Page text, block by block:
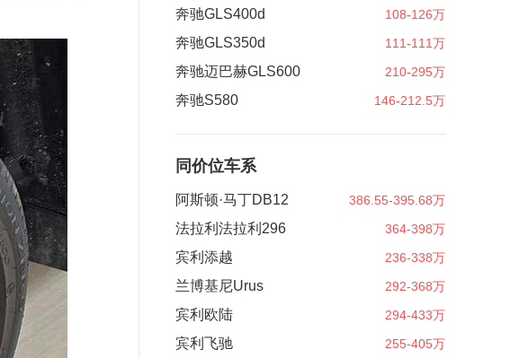
奔驰GLS400d 108-126万
奔驰GLS350d 111-111万
奔驰迈巴赫GLS600 210-295万
奔驰S580 146-212.5万
同价位车系
阿斯顿·马丁DB12 386.55-395.68万
法拉利法拉利296 364-398万
宾利添越 236-338万
兰博基尼Urus 292-368万
宾利欧陆 294-433万
宾利飞驰 255-405万